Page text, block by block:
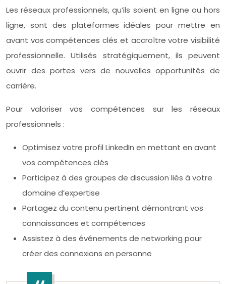
Les réseaux professionnels, qu’ils soient en ligne ou hors
ligne, sont des plateformes idéales pour mettre en
avant vos compétences clés et accroître votre visibilité
professionnelle. Utilisés stratégiquement, ils peuvent
ouvrir des portes vers de nouvelles opportunités de
carrière.
Pour valoriser vos compétences sur les réseaux
professionnels :
Optimisez votre profil LinkedIn en mettant en avant
vos compétences clés
Participez à des groupes de discussion liés à votre
domaine d’expertise
Partagez du contenu pertinent démontrant vos
connaissances et compétences
Assistez à des événements de networking pour
créer des connexions en personne